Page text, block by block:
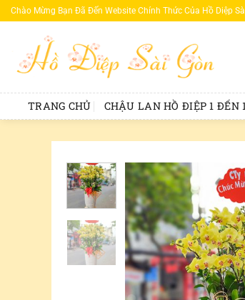
Bỏ
qua
dung
Chào Mừng Bạn Đã Đến Website Chính Thức Của Hồ Diệp
TRANG CHỦ CHẬU LAN HỒ ĐIỆP 1 ĐẾN